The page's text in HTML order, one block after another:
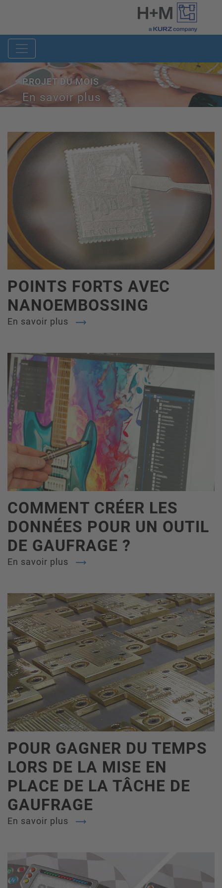
PROJET DU MOIS
En savoir plus
POINTS FORTS AVEC
NANOEMBOSSING
En savoir plus
COMMENT CRÉER LES
DONNÉES POUR UN OUTIL
DE GAUFRAGE ?
En savoir plus
POUR GAGNER DU TEMPS
LORS DE LA MISE EN
PLACE DE LA TÂCHE DE
GAUFRAGE
En savoir plus